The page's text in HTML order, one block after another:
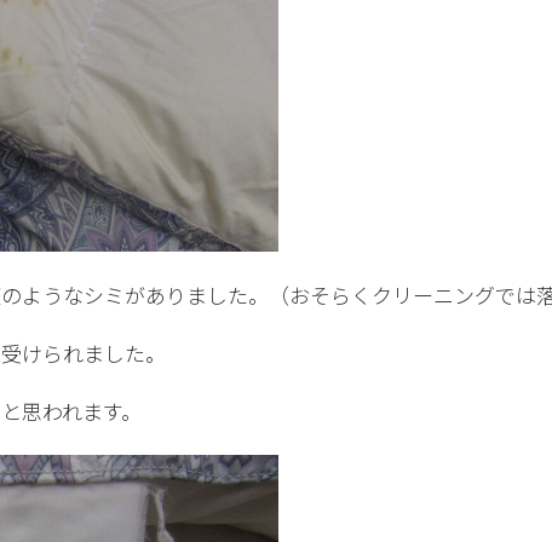
ようなシミがありました。（おそらくクリーニングでは落
けられました。
思われます。